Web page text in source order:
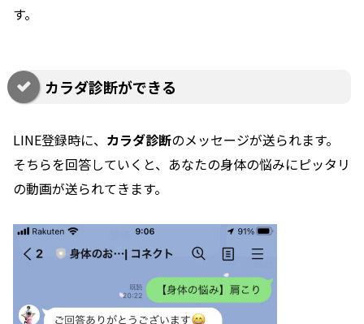
す。
カラダ診断ができる
LINE登録時に、 カラダ診断のメッセージが送られます。
そちらを回答していくと、あなたの身体の悩みにピッタリ
の動画が送られてきます。